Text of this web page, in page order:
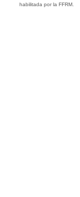
habilitada por la FFRM.